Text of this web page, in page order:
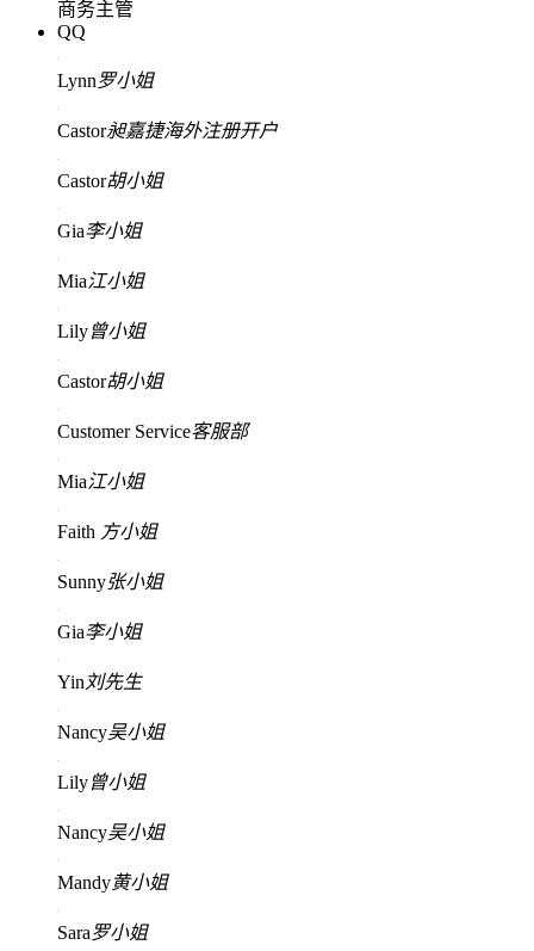
商务主管
QQ
Lynn罗小姐
Castor昶嘉捷海外注册开户
Castor胡小姐
Gia李小姐
Mia江小姐
Lily曾小姐
Castor胡小姐
Customer Service客服部
Mia江小姐
Faith 方小姐
Sunny张小姐
Gia李小姐
Yin 刘先生
Nancy吴小姐
Lily曾小姐
Nancy吴小姐
Mandy黄小姐
Sara罗小姐